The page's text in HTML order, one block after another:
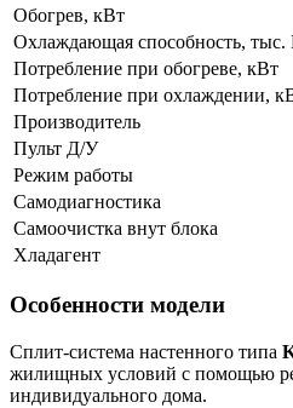
Обогрев, кВт
Охлаждающая способность, тыс.
Потребление при обогреве, кВт
Потребление при охлаждении,
Производитель
Пульт Д/У
Режим работы
Самодиагностика
Самоочистка внут блока
Хладагент
Особенности модели
Сплит-система настенного типа
жилищных условий с помощью
индивидуального дома.